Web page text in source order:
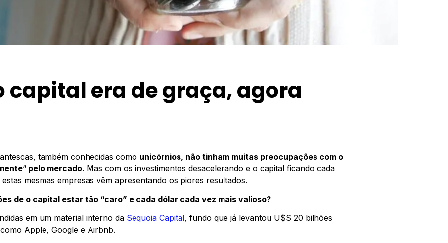
capital era de graça, agora
também conhecidas como unicórnios, não tinham muitas preocupações com o
“pelo mercado. Mas com os investimentos desacelerando e o capital ficando cada
mesmas empresas vêm apresentando os piores resultados.
de o capital estar tão “caro” e cada dólar cada vez mais valioso?
em um material interno da Sequoia Capital, fundo que já levantou U$S 20 bilhões
Apple, Google e Airbnb.